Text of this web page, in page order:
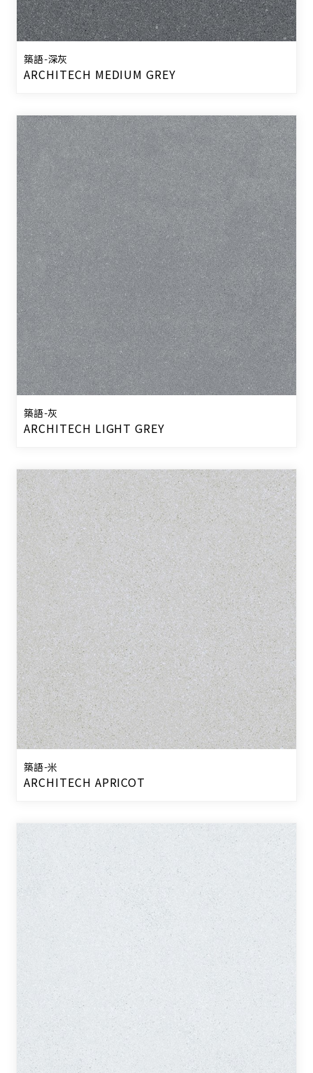
築語-深灰
ARCHITECH MEDIUM GREY
築語-灰
ARCHITECH LIGHT GREY
築語-米
ARCHITECH APRICOT